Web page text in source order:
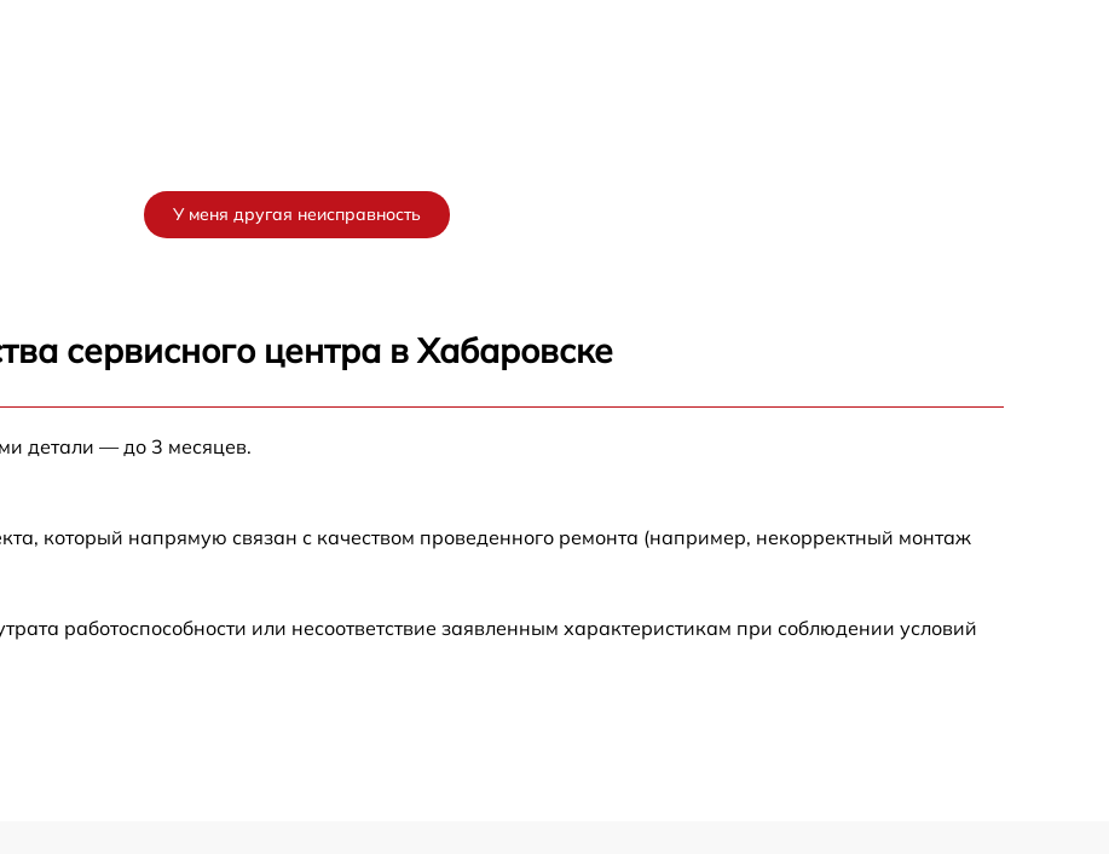
У меня другая неисправность
сервисного центра в Хабаровске
детали — до 3 месяцев.
который напрямую связан с качеством проведенного ремонта (например, некорректный монтаж
работоспособности или несоответствие заявленным характеристикам при соблюдении условий